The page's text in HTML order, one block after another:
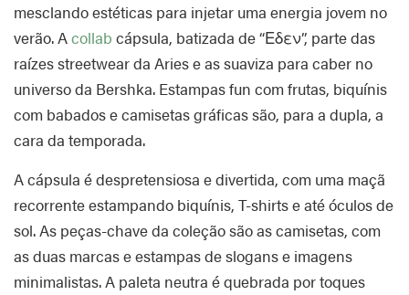
mesclando estéticas para injetar uma energia jovem no
verão. Acollab cápsula, batizada de “Εδεν”, parte das
raízes streetwear da Aries e as suaviza para caber no
universo da Bershka. Estampas fun com frutas, biquínis
com babados e camisetas gráficas são, para a dupla, a
cara da temporada.
A cápsula é despretensiosa e divertida, com uma maçã
recorrente estampando biquínis, T-shirts e até óculos de
sol. As peças-chave da coleção são as camisetas, com
as duas marcas e estampas de slogans e imagens
minimalistas. A paleta neutra é quebrada por toques